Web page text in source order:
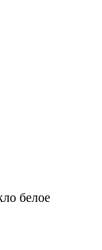
белое